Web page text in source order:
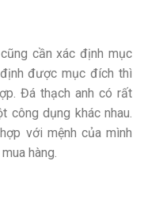
cần xác định mục
được mục đích thì
Đá thạch anh có rất
công dụng khác nhau.
với mệnh của mình
hàng.